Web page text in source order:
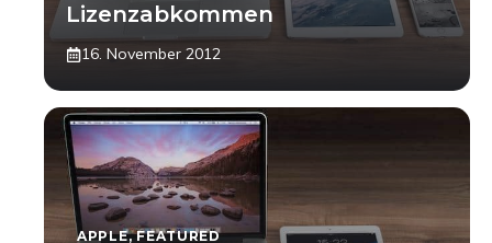
Lizenzabkommen
16. November 2012
APPLE,FEATURED